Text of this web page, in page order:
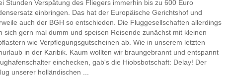
Stunden Verspätung des Fliegers immerhin bis zu 600 Euro
einbringen. Das hat der Europäische Gerichtshof und
auch der BGH so entschieden. Die Fluggesellschaften allerdings
sich gern mal dumm und speisen Reisende zunächst mit kleinen
wie Verpflegungsgutscheinen ab. Wie in unserem letzten
in der Karibik. Kaum wollten wir braungebrannt und entspannt
einchecken, gab's die Hiobsbotschaft: Delay! Der
unserer holländischen ...